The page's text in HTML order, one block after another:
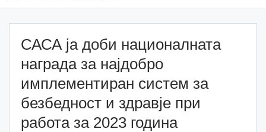
САСА ја доби националната
награда за најдобро
имплементиран систем за
безбедност и здравје при
работa за 2023 година